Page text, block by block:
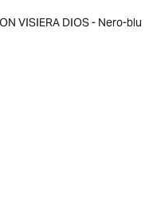
VISIERA DIOS - Nero-blu